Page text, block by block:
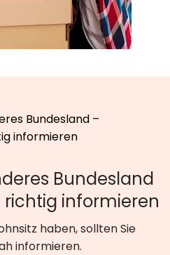
Bundesland
richtig informieren
haben, sollten Sie
informieren.